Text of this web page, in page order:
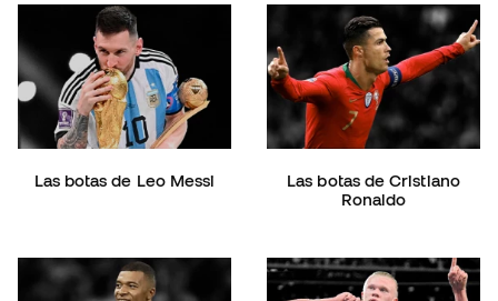
Las botas de Leo Messi
Las botas de Cristiano
Ronaldo